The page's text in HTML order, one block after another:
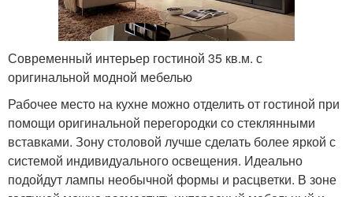
Современный интерьер гостиной 35 кв.м. с
оригинальной модной мебелью
Рабочее место на кухне можно отделить от гостиной при
помощи оригинальной перегородки со стеклянными
вставками. Зону столовой лучше сделать более яркой с
системой индивидуального освещения. Идеально
подойдут лампы необычной формы и расцветки. В зоне